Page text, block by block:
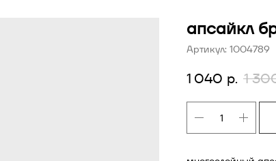
апсайкл
Артикул: 1004789
1 040 р. 1